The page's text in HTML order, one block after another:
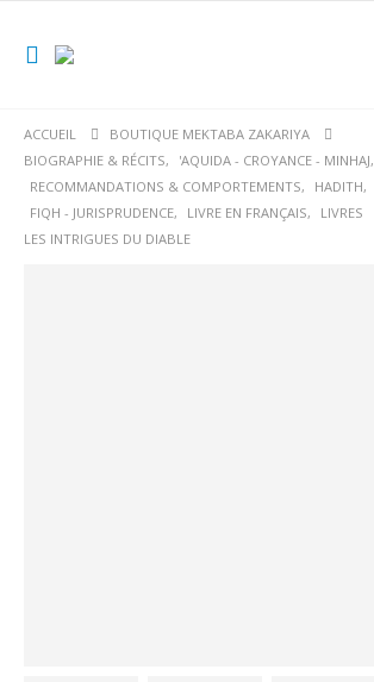
ACCUEIL
BOUTIQUE MEKTABA ZAKARIYA
BIOGRAPHIE & RÉCITS, 'AQUIDA - CROYANCE - MINHAJ,
RECOMMANDATIONS & COMPORTEMENTS, HADITH,
FIQH - JURISPRUDENCE, LIVRE EN FRANÇAIS,
LIVRES
LES INTRIGUES DU DIABLE